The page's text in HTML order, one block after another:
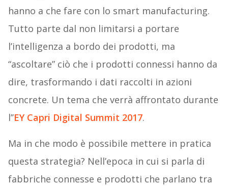
hanno a che fare con lo smart manufacturing.
Tutto parte dal non limitarsi a portare
l’intelligenza a bordo dei prodotti, ma
“ascoltare” ciò che i prodotti connessi hanno da
dire, trasformando i dati raccolti in azioni
concrete. Un tema che verrà affrontato durante
l’’EY Capri Digital Summit 2017.
Ma in che modo è possibile mettere in pratica
questa strategia? Nell’epoca in cui si parla di
fabbriche connesse e prodotti che parlano tra